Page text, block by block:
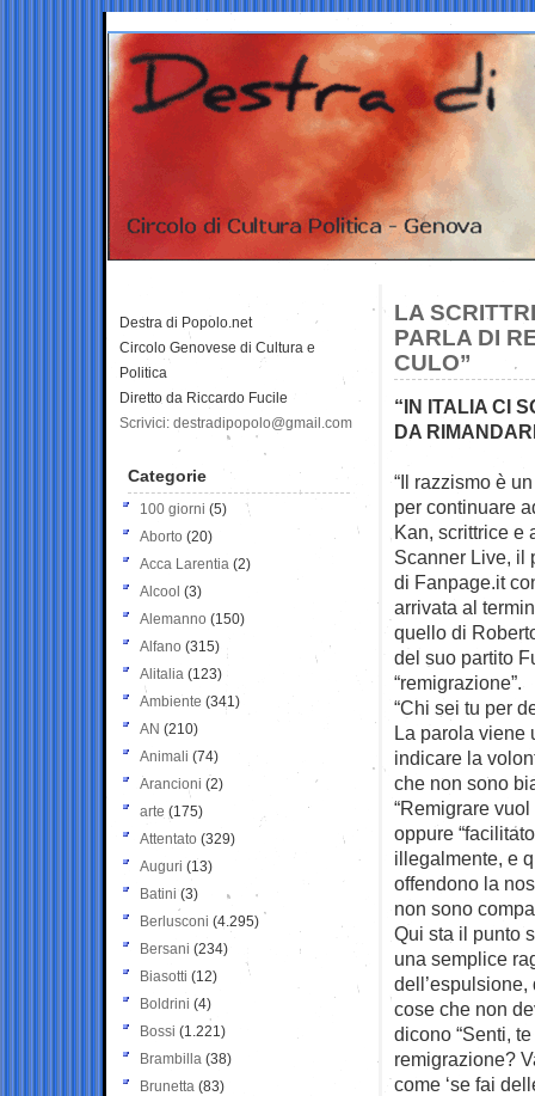
LA
PARLA DI
CULO”
“IN ITALIA CI
DA
“Il razzismo è
per continuare
Kan, scrittrice e
Scanner Live, il
di Fanpage.it
arrivata al
quello di
del suo partito
“remigrazione”.
“Chi sei tu per
La parola viene
indicare la
che non sono
“Remigrare
oppure
illegalmente, e
offendono la
non sono
Qui sta il punto
una semplice
cose che non
dicono “Senti,
remigrazione?
come ‘se fai
Destra di Popolo.net
Circolo Genovese di Cultura e
Politica
Diretto da Riccardo Fucile
Scrivici: destradipopolo@gmail.com
Categorie
100 giorni (5)
Aborto (20)
Acca Larentia (2)
Alcool (3)
Alemanno (150)
Alfano (315)
Alitalia (123)
Ambiente (341)
AN (210)
Animali (74)
Arancioni (2)
arte (175)
Attentato (329)
Auguri (13)
Batini (3)
Berlusconi (4.295)
Bersani (234)
Biasotti (12)
Boldrini (4)
Bossi (1.221)
Brambilla (38)
Brunetta (83)